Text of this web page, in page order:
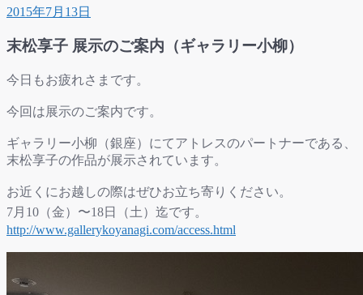
2015年7月13日
末松享子 展示のご案内（ギャラリー小柳）
今日もお疲れさまです。
今回は展示のご案内です。
ギャラリー小柳（銀座）にてアトレスのパートナーである、
末松享子の作品が展示されています。
お近くにお越しの際はぜひお立ち寄りください。
7月10（金）〜18日（土）迄です。
http://www.gallerykoyanagi.com/access.html